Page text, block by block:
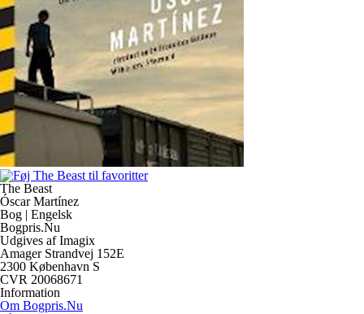
The Beast
Óscar Martínez
Bog | Engelsk
Bogpris.Nu
Udgives af Imagix
Amager Strandvej 152E
2300 København S
CVR 20068671
Information
Om Bogpris.Nu